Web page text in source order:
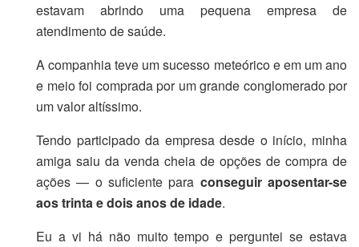
estavam abrindo uma pequena empresa de
atendimento de saúde.
A companhia teve um sucesso meteórico e em um ano
e meio foi comprada por um grande conglomerado por
um valor altíssimo.
Tendo participado da empresa desde o início, minha
amiga saiu da venda cheia de opções de compra de
ações — o suficiente para conseguir aposentar-se
aos trinta e dois anos de idade.
Eu a vi há não muito tempo e perguntei se estava